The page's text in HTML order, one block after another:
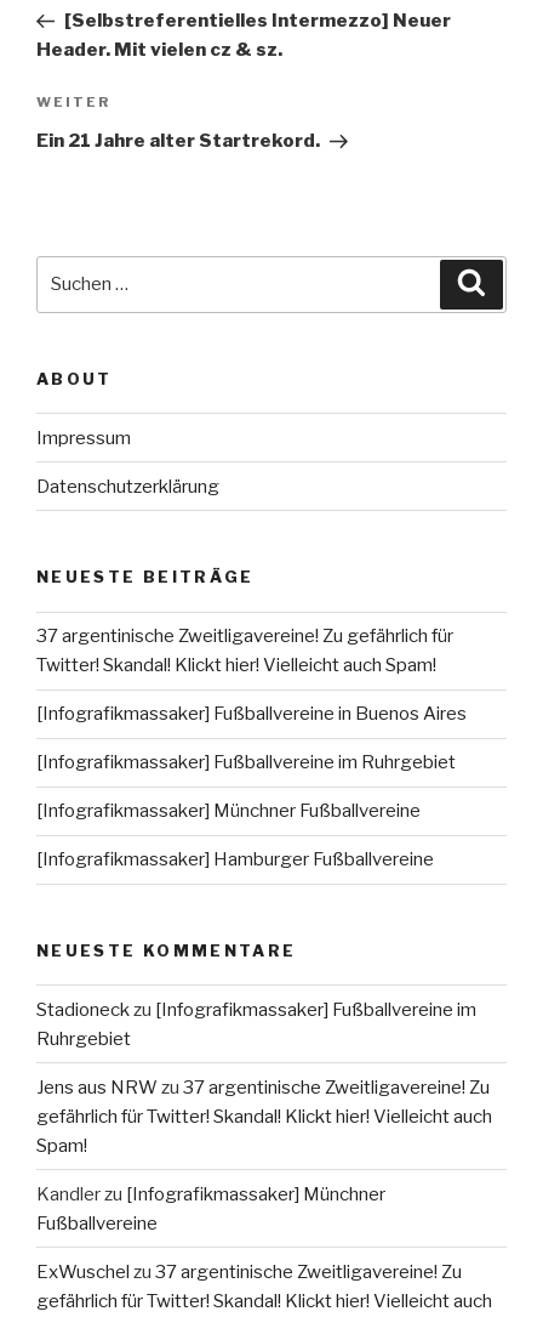
Beitrag
[Selbstreferentielles Intermezzo] Neuer
Header. Mit vielen cz & sz.
Nächster
Beitrag
WEITER
Ein 21 Jahre alter Startrekord.
ABOUT
Impressum
Datenschutzerklärung
NEUESTE BEITRÄGE
37 argentinische Zweitligavereine! Zu gefährlich für
Twitter! Skandal! Klickt hier! Vielleicht auch Spam!
[Infografikmassaker] Fußballvereine in Buenos Aires
[Infografikmassaker] Fußballvereine im Ruhrgebiet
[Infografikmassaker] Münchner Fußballvereine
[Infografikmassaker] Hamburger Fußballvereine
NEUESTE KOMMENTARE
Stadioneckzu [Infografikmassaker] Fußballvereine im
Ruhrgebiet
Jens aus NRW zu 37 argentinische Zweitligavereine! Zu
gefährlich für Twitter! Skandal! Klickt hier! Vielleicht auch
Spam!
Kandlerzu [Infografikmassaker] Münchner
Fußballvereine
ExWuschel zu 37 argentinische Zweitligavereine! Zu
gefährlich für Twitter! Skandal! Klickt hier! Vielleicht auch